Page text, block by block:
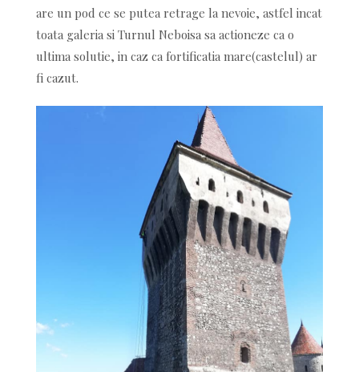
are un pod ce se putea retrage la nevoie, astfel incat
toata galeria si Turnul Neboisa sa actioneze ca o
ultima solutie, in caz ca fortificatia mare(castelul) ar
fi cazut.